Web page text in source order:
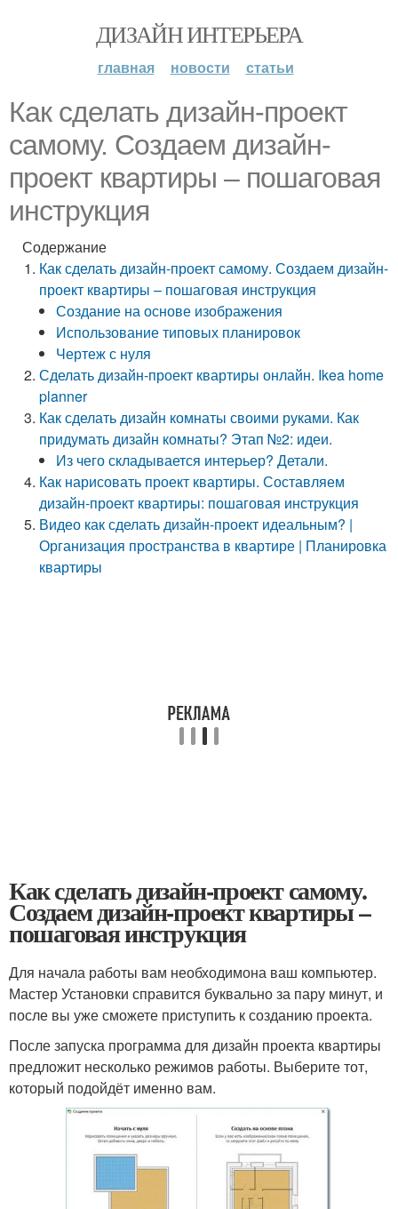
ДИЗАЙН ИНТЕРЬЕРА
главная новости статьи
Как сделать дизайн-проект
самому. Создаем дизайн-
проект квартиры – пошаговая
инструкция
Содержание
Как сделать дизайн-проект самому. Создаем дизайн-
проект квартиры – пошаговая инструкция
Создание на основе изображения
Использование типовых планировок
Чертеж с нуля
Сделать дизайн-проект квартиры онлайн. Ikea home
planner
Как сделать дизайн комнаты своими руками. Как
придумать дизайн комнаты? Этап №2: идеи.
Из чего складывается интерьер? Детали.
Как нарисовать проект квартиры. Составляем
дизайн-проект квартиры: пошаговая инструкция
Видео как сделать дизайн-проект идеальным? |
Организация пространства в квартире | Планировка
квартиры
Как сделать дизайн-проект самому.
Создаем дизайн-проект квартиры –
пошаговая инструкция
Для начала работы вам необходимона ваш компьютер.
Мастер Установки справится буквально за пару минут, и
после вы уже сможете приступить к созданию проекта.
После запуска программа для дизайн проекта квартиры
предложит несколько режимов работы. Выберите тот,
который подойдёт именно вам.